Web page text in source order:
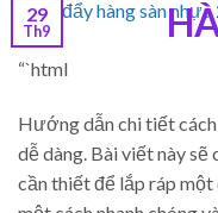
29
Th9
“`html
Hướng dẫn chi tiết cách
dễ dàng. Bài viết này
cần thiết để lắp ráp một